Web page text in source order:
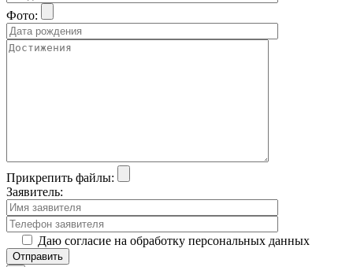
Фото:
Прикрепить файлы:
Заявитель:
Даю согласие на обработку персональных данных